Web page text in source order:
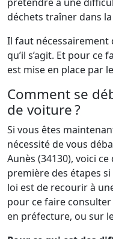
déchets traîner dans
Il faut nécessairement
qu’il s’agit. Et pour ce
est mise en place par
Comment se
de voiture ?
Si vous êtes
nécessité de vous
Aunès (34130), voici
première des étapes
loi est de recourir à
pour ce faire consulter
en préfecture, ou sur le